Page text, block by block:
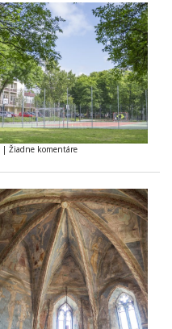
| Žiadne komentáre